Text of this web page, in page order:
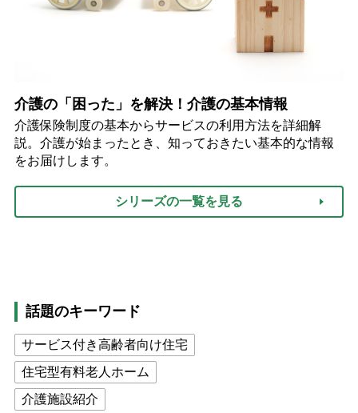
介護の「困った」を解決！介護の基本情報
介護保険制度の基本からサービスの利用方法を詳細解
説。介護が始まったとき、知っておきたい基本的な情報
をお届けします。
シリーズの一覧を見る
話題のキーワード
サービス付き高齢者向け住宅
住宅型有料老人ホーム
介護施設紹介